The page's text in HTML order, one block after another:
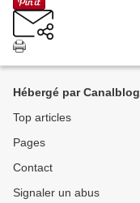
Hébergé par Canalblog
Top articles
Pages
Contact
Signaler un abus